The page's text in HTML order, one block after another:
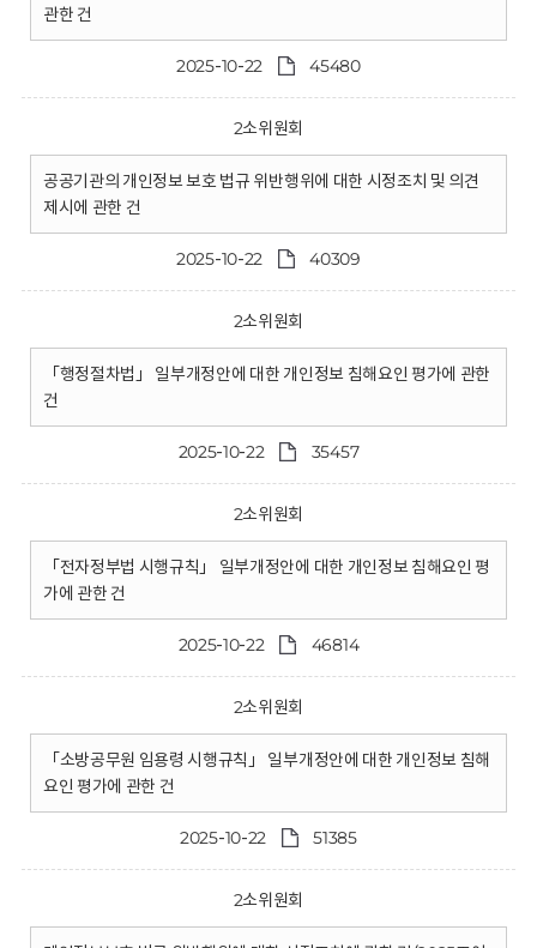
관한 건
2025-10-22 45480
2소위원회
공공기관의 개인정보 보호 법규 위반행위에 대한 시정조치 및 의견
제시에 관한 건
2025-10-22 40309
2소위원회
「행정절차법」 일부개정안에 대한 개인정보 침해요인 평가에 관한
건
2025-10-22 35457
2소위원회
「전자정부법 시행규칙」 일부개정안에 대한 개인정보 침해요인 평
가에 관한 건
2025-10-22 46814
2소위원회
「소방공무원 임용령 시행규칙」 일부개정안에 대한 개인정보 침해
요인 평가에 관한 건
2025-10-22 51385
2소위원회